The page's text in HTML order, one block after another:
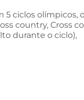
ciclos olímpicos,
country, Cross
durante o ciclo),